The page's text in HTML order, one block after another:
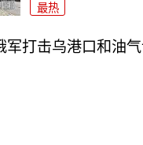
最热
军打击乌港口和油